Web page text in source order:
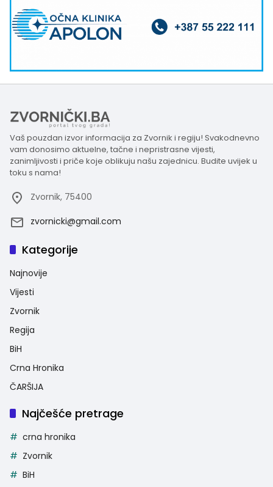
Vaš pouzdan izvor informacija za Zvornik i regiju! Svakodnevno
vam donosimo aktuelne, tačne i nepristrasne vijesti,
zanimljivosti i priče koje oblikuju našu zajednicu. Budite uvijek u
toku s nama!
Zvornik, 75400
zvornicki@gmail.com
Kategorije
Najnovije
Vijesti
Zvornik
Regija
BiH
Crna Hronika
ČARŠIJA
Najčešće pretrage
crna hronika
Zvornik
BiH